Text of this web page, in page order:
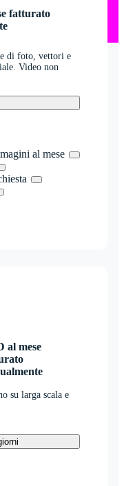
fatturato
di foto, vettori e
Video non
al mese
al mese
su larga scala e